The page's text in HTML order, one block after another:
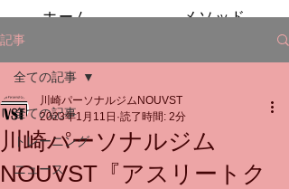
ホーム メソッド
トレーニングの流れ 施設
スタッフ よくある質問 料金
お問い合わせ
記事
全ての記事
トレーニング
ニュース
全ての記事
川崎パーソナルジム
NOUVST『アスリートク
川崎パーソナルジムNOUVST
2023年1月11日 読了時間: 2分